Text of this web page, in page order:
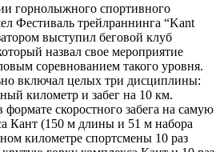
горнолыжного спортивного
Фестиваль трейлраннинга “Kant
выступил беговой клуб
назвал свое мероприятие
соревнованием такого уровня.
включал целых три дисциплины:
километр и забег на 10 км.
скоростного забега на самую
Кант (150 м длины и 51 м набора
километре спортсмены 10 раз